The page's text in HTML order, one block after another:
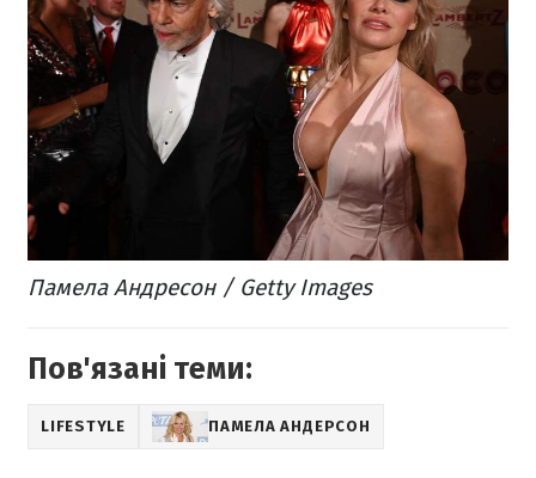
Памела Андресон / Getty Images
Пов'язані теми:
LIFESTYLE ПАМЕЛА АНДЕРСОН